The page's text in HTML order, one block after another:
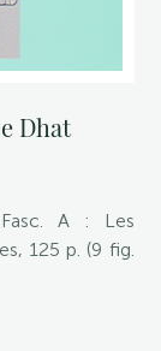
Dhat
Fasc. A : Les
125 p. (9 fig.